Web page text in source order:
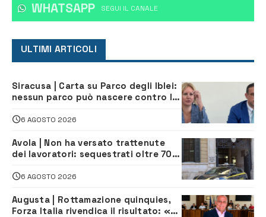
WHATSAPP ‎SEGUI IL CANALE
ULTIMI ARTICOLI
Siracusa | Carta su Parco degli Iblei:
nessun parco può nascere contro le
6 AGOSTO 2026
Avola | Non ha versato trattenute
dei lavoratori: sequestrati oltre 700
climatizzazione
6 AGOSTO 2026
Augusta | Rottamazione quinquies,
Forza Italia rivendica il risultato: «La